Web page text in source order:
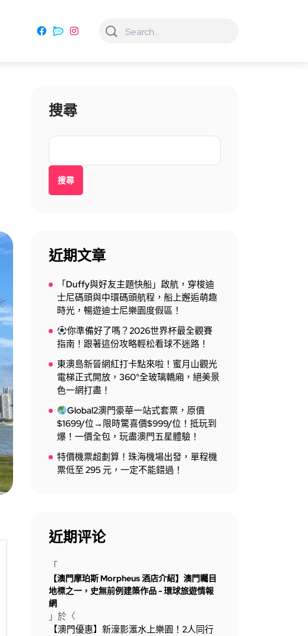
搜尋
搜尋
近期文章
「Duffy與好友主題快船」啟航，穿梭迪
士尼碼頭與中環碼頭航程，船上邂逅萌趣
時光，暢遊迪士尼樂園度假區！
你準備好了嗎？2026世界杯最全觀賽
指南！跟著這份攻略輕松看球不迷路！
東澳島新晉網紅打卡點來啦！蜜月山觀光
電梯正式開放，360°全玻璃轎廂，絕美景
色一網打盡！
Global2澳門豪華一站式套票，原價
$1699/位→限時驚喜價$999/位！抵玩到
爆！一價全包，玩盡澳門五星體驗！
特價機票超劃算！珠海機場出發，單程機
票低至 295 元，一定不能錯過！
近期评论
「
【澳門摩珀斯 Morpheus 酒店介紹】澳門矚目
地標之一，史無前例建築作品 - 環球旅遊情報
網
」於〈
【澳門優惠】新濠影滙水上樂園！2人同行